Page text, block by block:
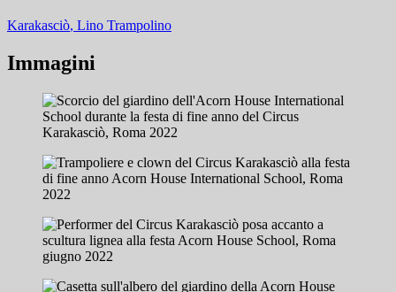
Karakasciò, Lino Trampolino
Immagini